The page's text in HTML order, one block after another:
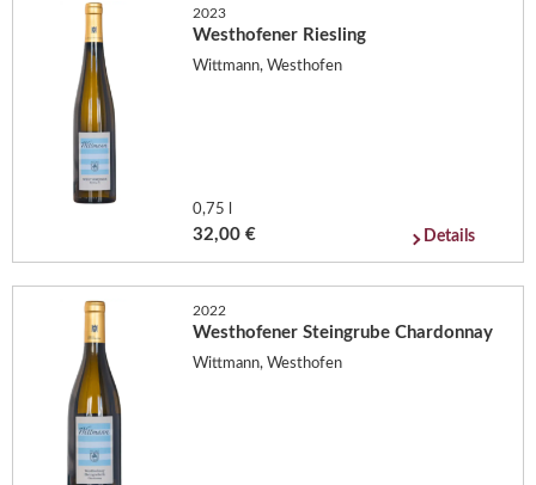
2023
Westhofener Riesling
Wittmann, Westhofen
0,75 l
32,00 € Details
2022
Westhofener Steingrube Chardonnay
Wittmann, Westhofen